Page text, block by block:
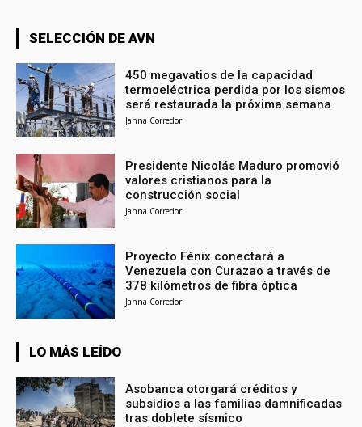
SELECCIÓN DE AVN
450 megavatios de la capacidad
termoeléctrica perdida por los sismos
será restaurada la próxima semana
Janna Corredor
Presidente Nicolás Maduro promovió
valores cristianos para la
construcción social
Janna Corredor
Proyecto Fénix conectará a
Venezuela con Curazao a través de
378 kilómetros de fibra óptica
Janna Corredor
LO MÁS LEÍDO
Asobanca otorgará créditos y
subsidios a las familias damnificadas
tras doblete sísmico